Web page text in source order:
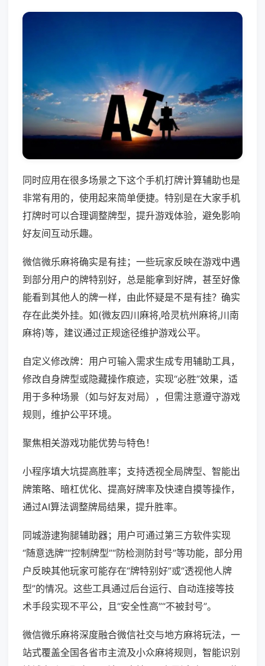
同时应用在很多场景之下这个手机打牌计算辅助也是
非常有用的，使用起来简单便捷。特别是在大家手机
打牌时可以合理调整牌型，提升游戏体验，避免影响
好友间互动乐趣。
微信微乐麻将确实是有挂；一些玩家反映在游戏中遇
到部分用户的牌特别好，总是能拿到好牌，甚至好像
能看到其他人的牌一样，由此怀疑是不是有挂？确实
存在此类外挂。如(微友四川麻将,哈灵杭州麻将,川南
麻将)等，建议通过正规途径维护游戏公平。
自定义修改牌：用户可输入需求生成专用辅助工具，
修改自身牌型或隐藏操作痕迹，实现“必胜”效果，适
用于多种场景（如与好友对局），但需注意遵守游戏
规则，维护公平环境。
聚焦相关游戏功能优势与特色！
小程序填大坑提高胜率；支持透视全局牌型、智能出
牌策略、暗杠优化、提高好牌率及快速自摸等操作，
通过AI算法调整牌局结果，提升胜率。
同城游逮狗腿辅助器；用户可通过第三方软件实现
“随意选牌”“控制牌型”“防检测防封号”等功能，部分用
户反映其他玩家可能存在“牌特别好”或“透视他人牌
型”的情况。这些工具通过后台运行、自动连接等技
术手段实现不平公，且“安全性高”“不被封号”。
微信微乐麻将深度融合微信社交与地方麻将玩法，一
站式覆盖全国各省市主流及小众麻将规则，智能识别